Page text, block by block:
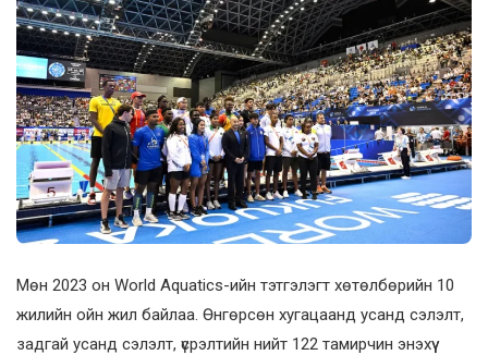
Мөн 2023 он World Aquatics-ийн тэтгэлэгт хөтөлбөрийн 10
жилийн ойн жил байлаа. Өнгөрсөн хугацаанд усанд сэлэлт,
задгай усанд сэлэлт, үсрэлтийн нийт 122 тамирчин энэхүү